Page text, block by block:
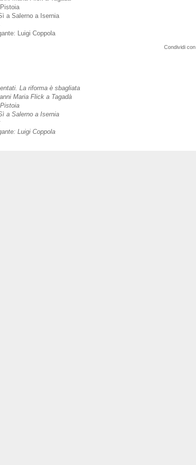
a Salerno a Isernia
Luigi Coppola
La riforma è sbagliata
Maria Flick a Tagadà
a Salerno a Isernia
Luigi Coppola
Condividi con